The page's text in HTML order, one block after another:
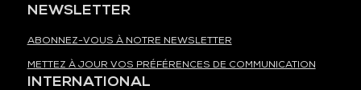
NEWSLETTER
ABONNEZ-VOUS À NOTRE NEWSLETTER
METTEZ À JOUR VOS PRÉFÉRENCES DE COMMUNICATION
INTERNATIONAL